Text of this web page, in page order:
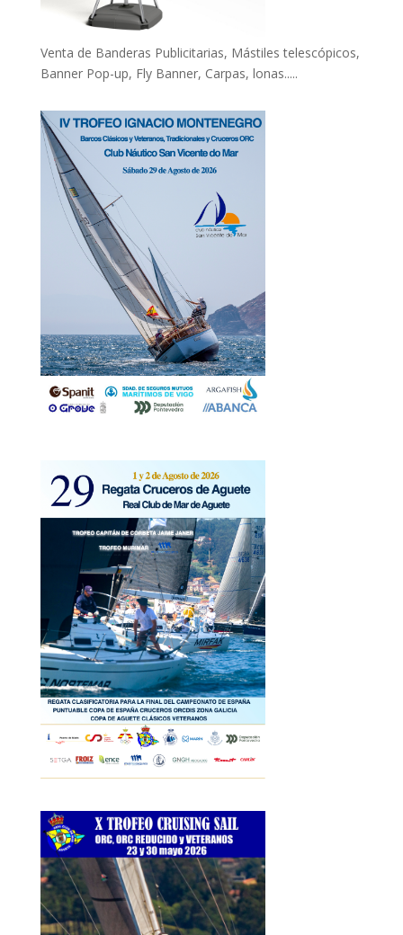
Venta de Banderas Publicitarias, Mástiles telescópicos,
Banner Pop-up, Fly Banner, Carpas, lonas.....